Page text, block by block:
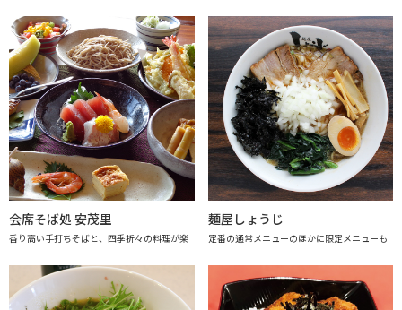
会席そば処 安茂里
香り高い手打ちそばと、四季折々の料理が楽
麺屋しょうじ
定番の通常メニューのほかに限定メニューも